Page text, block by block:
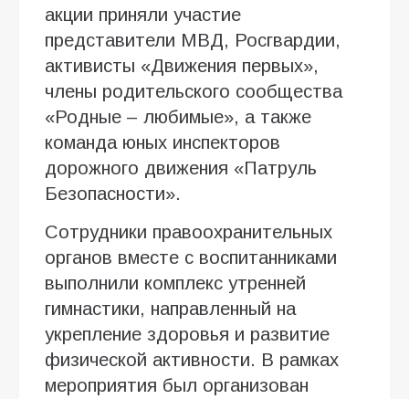
акции приняли участие
представители МВД, Росгвардии,
активисты «Движения первых»,
члены родительского сообщества
«Родные – любимые», а также
команда юных инспекторов
дорожного движения «Патруль
Безопасности».
Сотрудники правоохранительных
органов вместе с воспитанниками
выполнили комплекс утренней
гимнастики, направленный на
укрепление здоровья и развитие
физической активности. В рамках
мероприятия был организован